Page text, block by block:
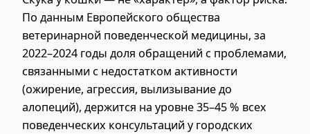
По данным Европейского общества
ветеринарной поведенческой медицины, за
2022–2024 годы доля обращений с проблемами,
связанными с недостатком активности
(ожирение, агрессия, вылизывание до
алопеций), держится на уровне 35–45 % всех
поведенческих консультаций у городских